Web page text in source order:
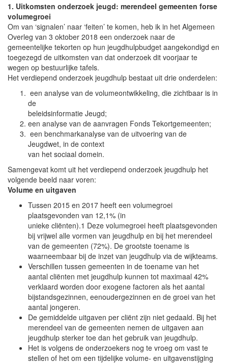
1. Uitkomsten onderzoek jeugd: merendeel gemeenten forse
volumegroei
Om van ‘signalen’ naar ‘feiten’ te komen, heb ik in het Algemeen
Overleg van 3 oktober 2018 een onderzoek naar de
gemeentelijke tekorten op hun jeugdhulpbudget aangekondigd en
toegezegd de uitkomsten van dat onderzoek dit voorjaar te
wegen op bestuurlijke tafels.
Het verdiepend onderzoek jeugdhulp bestaat uit drie onderdelen:
een analyse van de volumeontwikkeling, die zichtbaar is in
de
beleidsinformatie Jeugd;
een analyse van de aanvragen Fonds Tekortgemeenten;
een benchmarkanalyse van de uitvoering van de
Jeugdwet, in de context
van het sociaal domein.
Samengevat komt uit het verdiepend onderzoek jeugdhulp het
volgende beeld naar voren:
Volume en uitgaven
Tussen 2015 en 2017 heeft een volumegroei
plaatsgevonden van 12,1% (in
unieke cliënten).1 Deze volumegroei heeft plaatsgevonden
bij vrijwel alle vormen van jeugdhulp en bij het merendeel
van de gemeenten (72%). De grootste toename is
waarneembaar bij de inzet van jeugdhulp via de wijkteams.
Verschillen tussen gemeenten in de toename van het
aantal cliënten met jeugdhulp kunnen tot maximaal 42%
verklaard worden door exogene factoren als het aantal
bijstandsgezinnen, eenoudergezinnen en de groei van het
aantal jongeren.
De gemiddelde uitgaven per cliënt zijn niet gedaald. Bij het
merendeel van de gemeenten nemen de uitgaven aan
jeugdhulp sterker toe dan het gebruik van jeugdhulp.
Het is volgens de onderzoekers nog te vroeg om vast te
stellen of het om een tijdelijke volume- en uitgavenstijging